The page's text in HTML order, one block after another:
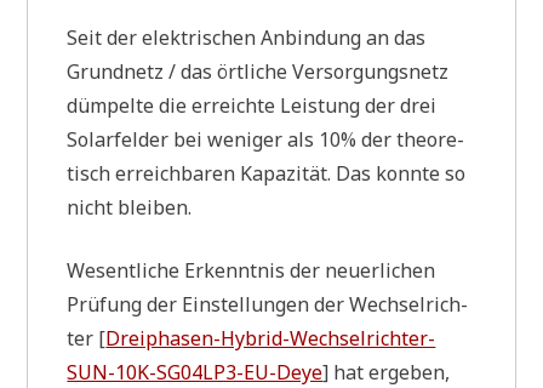
1
0
0
7
.
2
;
2
1
:
1
0
Seit der elek­tri­schen Anbin­dung an das
Grund­netz / das ört­li­che Ver­sor­gungs­netz
düm­pel­te die erreich­te Lei­stung der drei
Solar­fel­der bei weni­ger als 10% der theo­re­
tisch erreich­ba­ren Kapa­zi­tät. Das konn­te so
nicht bleiben.
Wesent­li­che Erkennt­nis der neu­er­li­chen
Prü­fung der Ein­stel­lun­gen der Wech­sel­rich­
ter [Drei­pha­sen-Hybrid-Wech­sel­rich­ter-
SUN-10K-SG04L­P3-EU-Deye] hat erge­ben,